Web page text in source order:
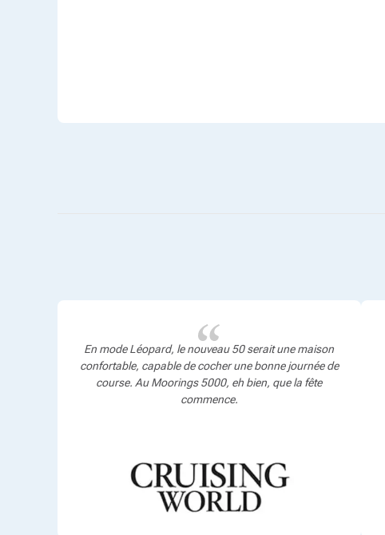
En mode Léopard, le nouveau 50 serait une maison
confortable, capable de cocher une bonne journée de
course. Au Moorings 5000, eh bien, que la fête
commence.